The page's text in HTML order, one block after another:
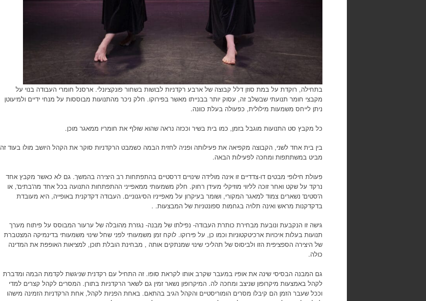
בתחילה, רוקדת על במת סוזן דלל קבוצה של ארבע רקדניות לבושות בשחור פונקציונלי. ארסנל חומרי העבודה בנוי על
מקבצי חומר תנועתי שבשלב זה, עסוק יותר בבנייתו מאשר בפירוקו. חלק ניכר מהתנועות מבוססות על מנחי ידיים ולמיעוטן
ניתן לייחס משמעות מילולית, כפעולה בעלת כוונה.
כל מקבץ סט התנועות מוגבל בזמן, כמו בית בשיר וככזה נראה שהוא שולף את חומריו ממאגר מוכן.
בין בית אחד לשני, הקבוצה מקפיאה את פעילותה ופניה לחזית הבמה כשמבט הרקדניות סוקר את הקהל היושב מולו בעוד זה
מביט במשתתפות ומחכה לפעילות הבאה.
פעולת חילופי מבטים דו-צדדיים זו אינה מולידה שינויים דרסטיים בהתפתחות רב היצירה בהמשך. גם לא כאשר מקבץ אחד
נרקד על שקט ואחר זוכה לליווי מוזיקלי מעידן רחוק. חלק משמעותי ממאפייני ההתפתחות התנועה בכל אחד מה'בתים', או
ה'סטים' נשארים צמוד למאגר המקורי, ושומר בעיקרון על מאפייניו הסיגנוניים. העבודה דקדקנית באופייה, היא מעובדת
בדקדקנות מראש ואינה תלויה בגחמות ספונטניות של המבצעות. .
גישה זו הנקבעת ונובעת מבחירת כותרת העבודה- נפילתו של מבנה- נגזרת מהובלה של ערעור המבוסס על פיתוח מערך
תנועות בעלות איכויות ארכיטקטוניות וכמו כן, על פירוקו. לוקח זמן משמעותי לפני שחל שינוי משמעותי בדינמיקה המצטברת
של היצירה הספציפית הזו ולביסוס של תהליכי שינוי שמנתקים אותה , מבחינת הובלת תוכן, למציאות האופפת את המדינה
כולה.
גם המבנה הבסיסי שינה את אופיו במעבר שקרב אותו לקראת סופו. זה התחיל עם רקדנית שניגשת לקדמת הבמה ומדברת
לקהל באמצעות מיקרופון שניצב ומחכה לה. המיקרופון נשאר זמין גם לשאר הרקדניות בתורן. המסרים לקהל קצרים למדי
וככל שעבר הזמן הם קיבלו מסרים הומוריסטיים והקהל הגיב בהתאם. באחת הפניות לקהל, אחת הרקדניות הזמינה מישהו